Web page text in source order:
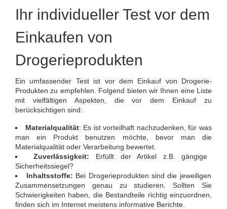
Ihr individueller Test vor dem
Einkaufen von
Drogerieprodukten
Ein umfassender Test ist vor dem Einkauf von Drogerie-
Produkten zu empfehlen. Folgend bieten wir Ihnen eine Liste
mit vielfältigen Aspekten, die vor dem Einkauf zu
berücksichtigen sind:
Materialqualität: Es ist vorteilhaft nachzudenken, für was
man ein Produkt benutzen möchte, bevor man die
Materialqualität oder Verarbeitung bewertet.
Zuverlässigkeit: Erfüllt der Artikel z.B. gängige
Sicherheitssiegel?
Inhaltsstoffe: Bei Drogerieprodukten sind die jeweiligen
Zusammensetzungen genau zu studieren. Sollten Sie
Schwierigkeiten haben, die Bestandteile richtig einzuordnen,
finden sich im Internet meistens informative Berichte.